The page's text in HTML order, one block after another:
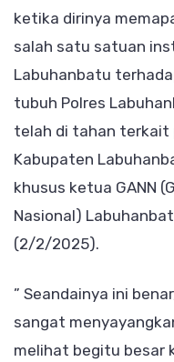
ketika dirinya
salah satu satuan
Labuhanbatu
tubuh Polres
telah di tahan terkait
Kabupaten
khusus ketua GANN
Nasional)
(2/2/2025).
” Seandainya ini
sangat
melihat begitu besar